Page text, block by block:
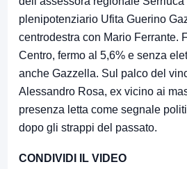
plenipotenziario Ufita Guerino
centrodestra con Mario Ferrante.
Centro, fermo al 5,6% e senza
anche Gazzella. Sul palco del
Alessandro Rosa, ex vicino ai
presenza letta come segnale
dopo gli strappi del passato.
CONDIVIDI IL VIDEO